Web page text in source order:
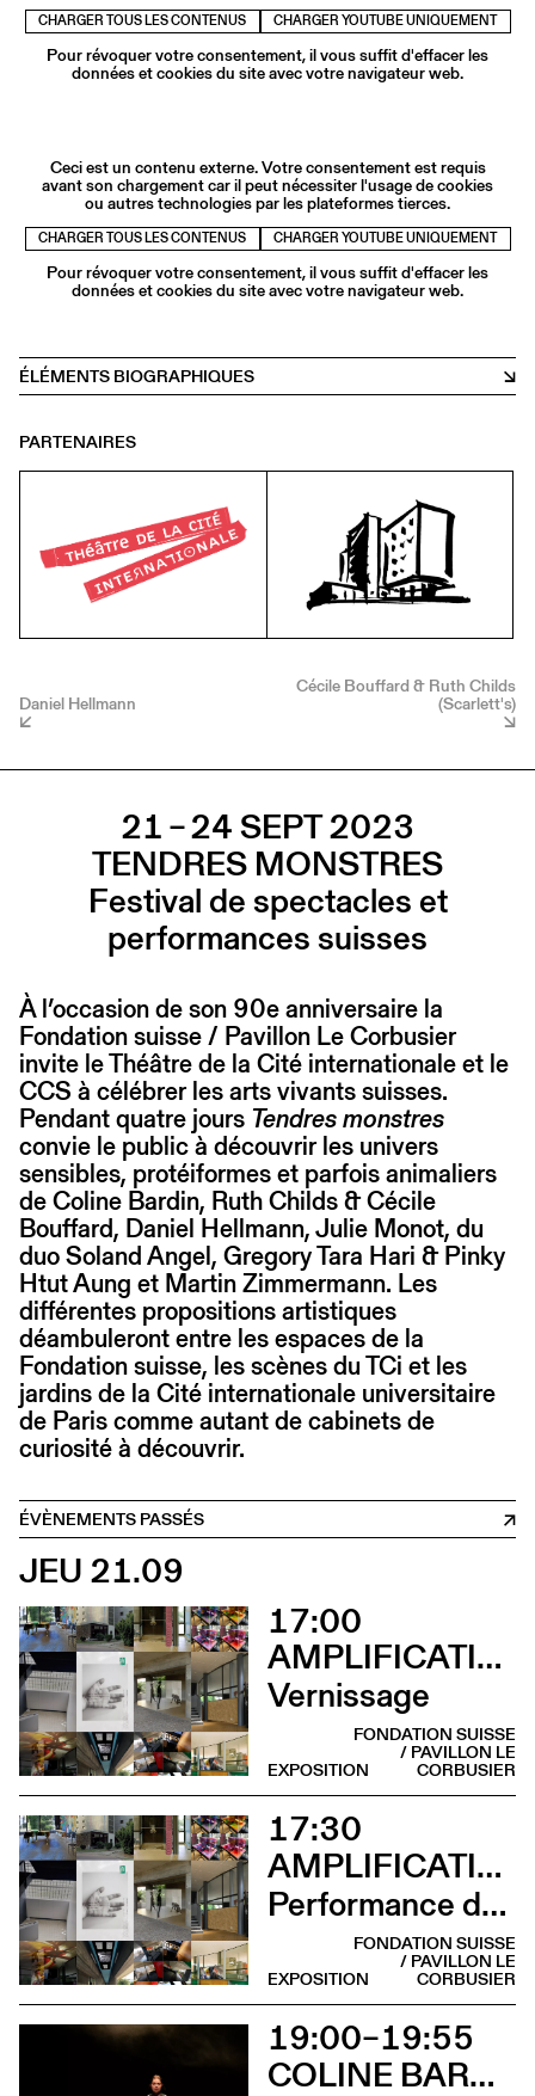
CHARGER TOUS LES CONTENUS CHARGER YOUTUBE UNIQUEMENT
Pour révoquer votre consentement, il vous suffit d'effacer les
données et cookies du site avec votre navigateur web.
Ceci est un contenu externe. Votre consentement est requis
avant son chargement car il peut nécessiter l'usage de cookies
ou autres technologies par les plateformes tierces.
CHARGER TOUS LES CONTENUS CHARGER YOUTUBE UNIQUEMENT
Pour révoquer votre consentement, il vous suffit d'effacer les
données et cookies du site avec votre navigateur web.
ÉLÉMENTS BIOGRAPHIQUES
PARTENAIRES
Daniel Hellmann
Cécile Bouffard & Ruth Childs
(Scarlett's)
21 – 24 SEPT 2023
TENDRES MONSTRES
Festival de spectacles et
performances suisses
À l’occasion de son 90e anniversaire la
Fondation suisse / Pavillon Le Corbusier
invite le Théâtre de la Cité internationale et le
CCS à célébrer les arts vivants suisses.
Pendant quatre jours Tendres monstres
convie le public à découvrir les univers
sensibles, protéiformes et parfois animaliers
de Coline Bardin, Ruth Childs & Cécile
Bouffard, Daniel Hellmann, Julie Monot, du
duo Soland Angel, Gregory Tara Hari & Pinky
Htut Aung et Martin Zimmermann. Les
différentes propositions artistiques
déambuleront entre les espaces de la
Fondation suisse, les scènes du TCi et les
jardins de la Cité internationale universitaire
de Paris comme autant de cabinets de
curiosité à découvrir.
ÉVÈNEMENTS PASSÉS
JEU 21.09
17:00
AMPLIFICATIONS
Vernissage
FONDATION SUISSE
/ PAVILLON LE
CORBUSIER
EXPOSITION
17:30
AMPLIFICATIONS
Performance de Mio Chareteau
FONDATION SUISSE
/ PAVILLON LE
CORBUSIER
EXPOSITION
19:00–19:55
COLINE BARDIN